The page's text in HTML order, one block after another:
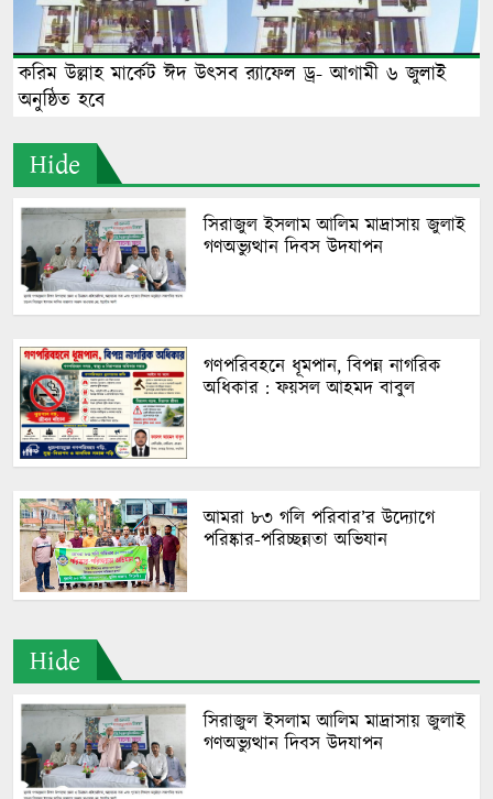
করিম উল্লাহ মার্কেট ঈদ উৎসব র‍্যাফেল ড্র- আগামী ৬ জুলাই
অনুষ্ঠিত হবে
Hide
সিরাজুল ইসলাম আলিম মাদ্রাসায় জুলাই
গণঅভ্যুত্থান দিবস উদযাপন
গণপরিবহনে ধূমপান, বিপন্ন নাগরিক
অধিকার : ফয়সল আহমদ বাবুল
আমরা ৮৩ গলি পরিবার’র উদ্যোগে
পরিষ্কার-পরিচ্ছন্নতা অভিযান
Hide
সিরাজুল ইসলাম আলিম মাদ্রাসায় জুলাই
গণঅভ্যুত্থান দিবস উদযাপন